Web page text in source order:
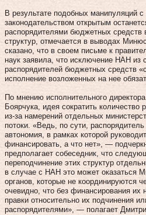
В результате подобных манипуляций
законодательством открытым
распорядителями бюджетных средств
структур, отмечается в выводах
сказано, что в своем письме к
наук заявила, что исключение НАН из
распорядителей бюджетных средств
исполнение возложенных на нее
По мнению исполнительного
Боярчука, идея сократить количество
из‑за намерений отдельных
потоки. «Ведь, по сути,
автономия, в рамках которой
финансировать, а что нет», —
предполагает собеседник, что
переподчинение этих структур
в случае с НАН это может оказаться
органов, которые не координируются
очевидно, что без финансирования их
правки относительно их подчинения
распорядителями», — полагает